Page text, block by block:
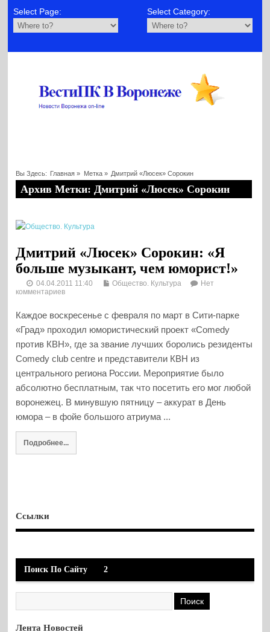
Select Page: Select Category:
Вы Здесь: Главная » Метка » Дмитрий «Люсек» Сорокин
Архив Метки: Дмитрий «Люсек» Сорокин
Дмитрий «Люсек» Сорокин: «Я
больше музыкант, чем юморист!»
04.04.2011 11:40 Общество. Культура
Нет
комментариев
Каждое воскресенье с февраля по март в Сити-парке
«Град» проходил юмористический проект «Comedy
против КВН», где за звание лучших боролись резиденты
Comedy club centrе и представители КВН из
центрального региона России. Мероприятие было
абсолютно бесплатным, так что посетить его мог любой
воронежец. В минувшую пятницу – аккурат в День
юмора – в фойе большого атриума ...
Подробнее...
Ссылки
Поиск По Сайту 2
Лента Новостей